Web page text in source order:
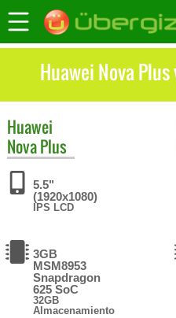
Huawei Nova
Huawei
Nova Plus
5.5"
(1920x1080)
IPS LCD
3GB
MSM8953
Snapdragon
625 SoC
32GB
Almacenamiento